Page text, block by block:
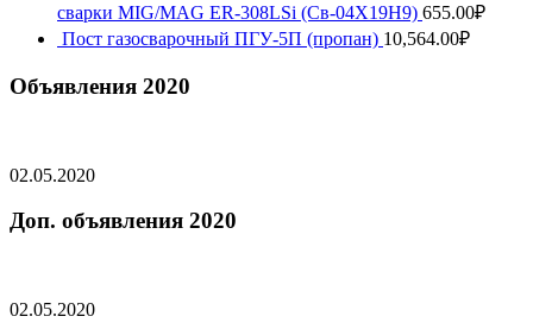
сварки MIG/MAG ER-308LSi (Св-04Х19Н9) 655.00₽
Пост газосварочный ПГУ-5П (пропан) 10,564.00₽
Объявления 2020
02.05.2020
Доп. объявления 2020
02.05.2020